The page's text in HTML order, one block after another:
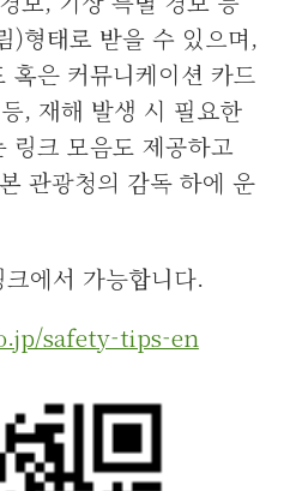
)형태로 받을 수 있으며,
혹은 커뮤니케이션 카드
, 재해 발생 시 필요한
링크 모음도 제공하고
관광청의 감독 하에 운
에서 가능합니다.
safety-tips-en